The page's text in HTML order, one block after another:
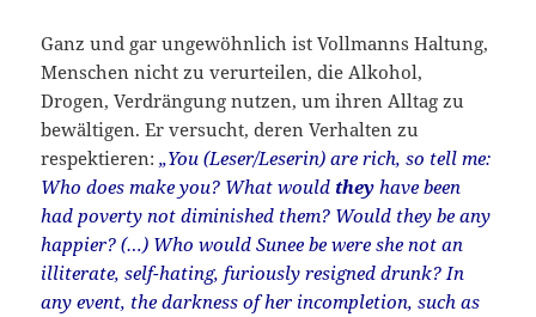
Ganz und gar ungewöhnlich ist Vollmanns Haltung,
Menschen nicht zu verurteilen, die Alkohol,
Drogen, Verdrängung nutzen, um ihren Alltag zu
bewältigen. Er versucht, deren Verhalten zu
respektieren:„You (Leser/Leserin) are rich, so tell me:
Who does make you? What would they have been
had poverty not diminished them? Would they be any
happier? (…) Who would Sunee be were she not an
illiterate, self-hating, furiously resigned drunk? In
any event, the darkness of her incompletion, such as